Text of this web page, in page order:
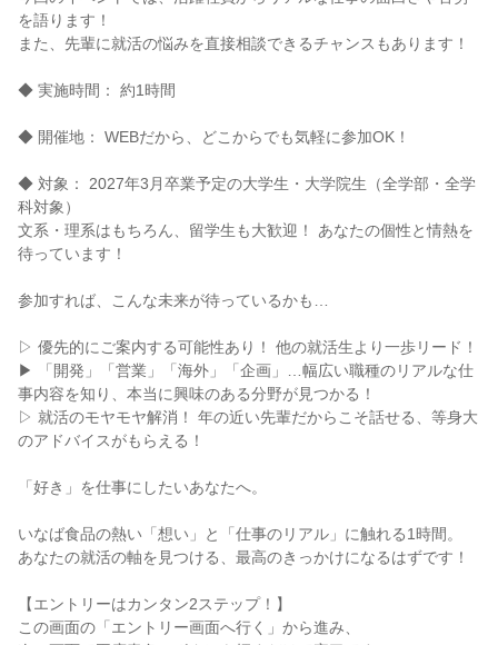
を語ります！
また、先輩に就活の悩みを直接相談できるチャンスもあります！
◆ 実施時間： 約1時間
◆ 開催地： WEBだから、どこからでも気軽に参加OK！
◆ 対象： 2027年3月卒業予定の大学生・大学院生（全学部・全学
科対象）
文系・理系はもちろん、留学生も大歓迎！ あなたの個性と情熱を
待っています！
参加すれば、こんな未来が待っているかも…
▷ 優先的にご案内する可能性あり！ 他の就活生より一歩リード！
▶ 「開発」「営業」「海外」「企画」…幅広い職種のリアルな仕
事内容を知り、本当に興味のある分野が見つかる！
▷ 就活のモヤモヤ解消！ 年の近い先輩だからこそ話せる、等身大
のアドバイスがもらえる！
「好き」を仕事にしたいあなたへ。
いなば食品の熱い「想い」と「仕事のリアル」に触れる1時間。
あなたの就活の軸を見つける、最高のきっかけになるはずです！
【エントリーはカンタン2ステップ！】
この画面の「エントリー画面へ行く」から進み、